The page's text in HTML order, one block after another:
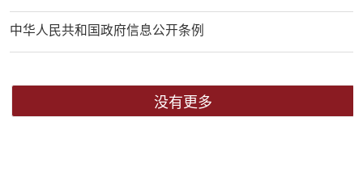
中华人民共和国政府信息公开条例
没有更多